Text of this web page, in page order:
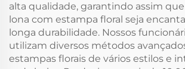
alta qualidade, garantindo assim
lona com estampa floral seja
longa durabilidade. Nossos
utilizam diversos métodos
estampas florais de vários estilos e